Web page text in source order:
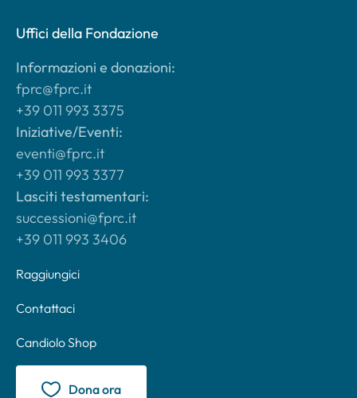
Uffici della Fondazione
Informazioni e donazioni:
fprc@fprc.it
+39 011 993 3375
Iniziative/Eventi:
eventi@fprc.it
+39 011 993 3377
Lasciti testamentari:
successioni@fprc.it
+39 011 993 3406
Raggiungici
Contattaci
Candiolo Shop
Dona ora